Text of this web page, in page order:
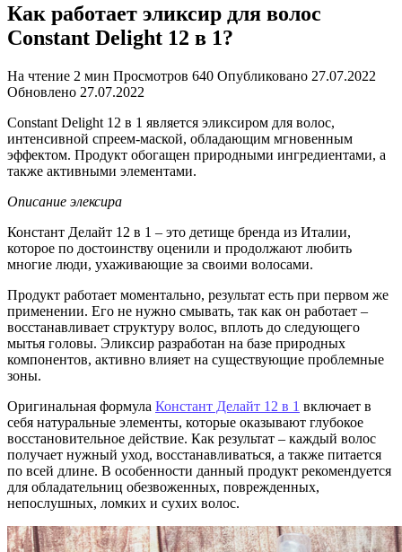
Как работает эликсир для волос
Constant Delight 12 в 1?
На чтение 2 мин Просмотров 640 Опубликовано 27.07.2022
Обновлено 27.07.2022
Constant Delight 12 в 1 является эликсиром для волос,
интенсивной спреем-маской, обладающим мгновенным
эффектом. Продукт обогащен природными ингредиентами, а
также активными элементами.
Описание элексира
Констант Делайт 12 в 1 – это детище бренда из Италии,
которое по достоинству оценили и продолжают любить
многие люди, ухаживающие за своими волосами.
Продукт работает моментально, результат есть при первом же
применении. Его не нужно смывать, так как он работает –
восстанавливает структуру волос, вплоть до следующего
мытья головы. Эликсир разработан на базе природных
компонентов, активно влияет на существующие проблемные
зоны.
Оригинальная формула Констант Делайт 12 в 1 включает в
себя натуральные элементы, которые оказывают глубокое
восстановительное действие. Как результат – каждый волос
получает нужный уход, восстанавливаться, а также питается
по всей длине. В особенности данный продукт рекомендуется
для обладательниц обезвоженных, поврежденных,
непослушных, ломких и сухих волос.